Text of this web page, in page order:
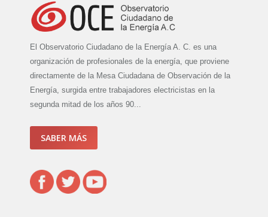
El Observatorio Ciudadano de la Energía A. C. es una
organización de profesionales de la energía, que proviene
directamente de la Mesa Ciudadana de Observación de la
Energía, surgida entre trabajadores electricistas en la
segunda mitad de los años 90...
SABER MÁS